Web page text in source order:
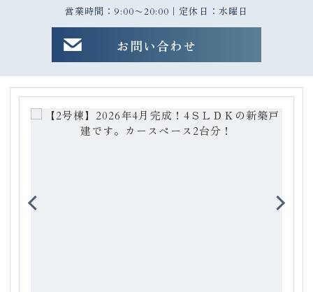
営業時間：9:00〜20:00｜定休日：水曜日
お問い合わせ